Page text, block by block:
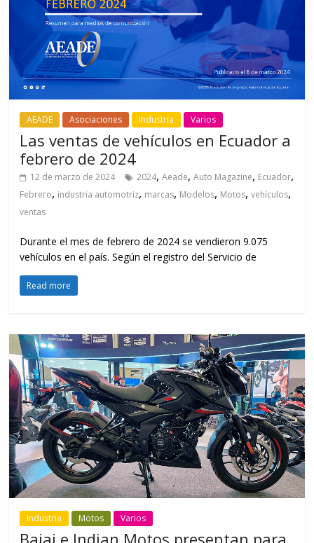
AEADE Asociaciones Industria Varios
Las ventas de vehículos en Ecuador a
febrero de 2024
12 de marzo de 2024 2024,Aeade,Auto Magazine, Ecuador,
Febrero, industria automotriz, marcas, Modelos, Motos,vehículos,
ventas
Durante el mes de febrero de 2024 se vendieron 9.075
vehículos en el país. Según el registro del Servicio de
Read more
Industria Motos Varios